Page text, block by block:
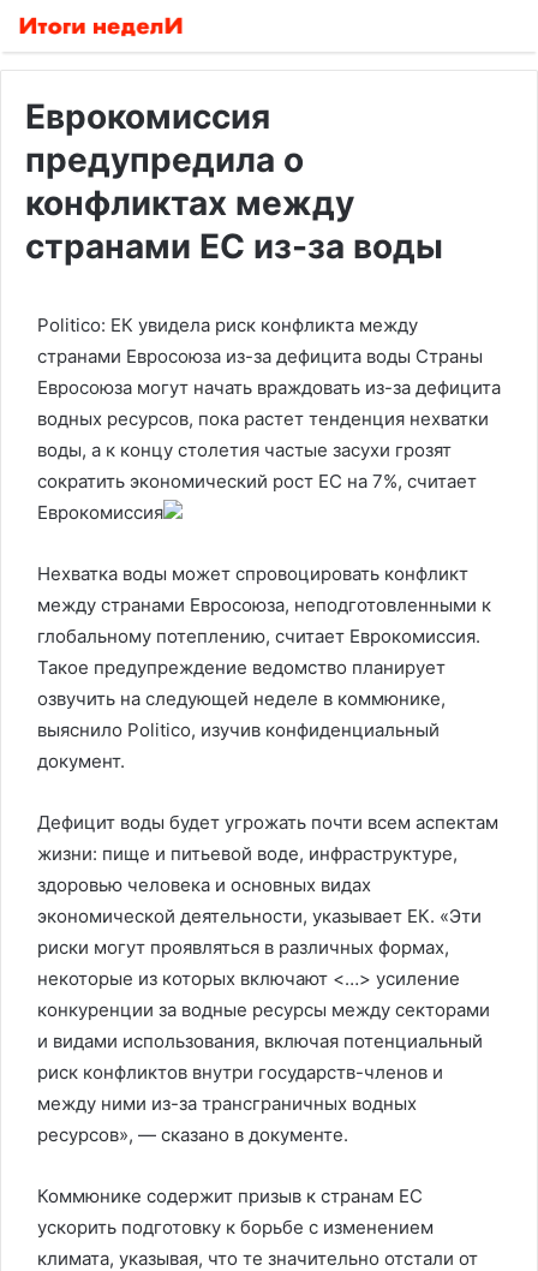
Еврокомиссия
предупредила о
конфликтах между
странами ЕС из-за воды
Politico: ЕК увидела риск конфликта между
странами Евросоюза из-за дефицита воды Страны
Евросоюза могут начать враждовать из-за дефицита
водных ресурсов, пока растет тенденция нехватки
воды, а к концу столетия частые засухи грозят
сократить экономический рост ЕС на 7%, считает
Еврокомиссия
Нехватка воды может спровоцировать конфликт
между странами Евросоюза, неподготовленными к
глобальному потеплению, считает Еврокомиссия.
Такое предупреждение ведомство планирует
озвучить на следующей неделе в коммюнике,
выяснило Politico, изучив конфиденциальный
документ.
Дефицит воды будет угрожать почти всем аспектам
жизни: пище и питьевой воде, инфраструктуре,
здоровью человека и основных видах
экономической деятельности, указывает ЕК. «Эти
риски могут проявляться в различных формах,
некоторые из которых включают <…> усиление
конкуренции за водные ресурсы между секторами
и видами использования, включая потенциальный
риск конфликтов внутри государств-членов и
между ними из-за трансграничных водных
ресурсов», — сказано в документе.
Коммюнике содержит призыв к странам ЕС
ускорить подготовку к борьбе с изменением
климата, указывая, что те значительно отстали от